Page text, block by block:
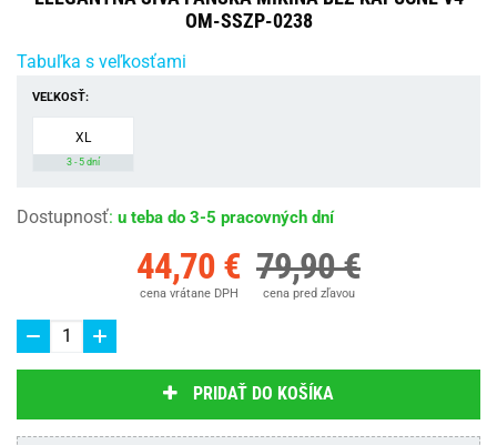
OM-SSZP-0238
Tabuľka s veľkosťami
VEĽKOSŤ:
XL
3 - 5 dní
Dostupnosť: u teba do 3-5 pracovných dní
44,70 €
cena vrátane DPH
79,90 €
cena pred zľavou
PRIDAŤ DO KOŠÍKA